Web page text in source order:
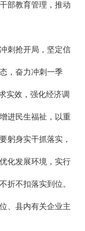
部教育管理，推动
刺抢开局，坚定信
，奋力冲刺一季
实效，强化经济调
进民生福祉，以重
躬身实干抓落实，
化发展环境，实行
折不扣落实到位。
、县内有关企业主